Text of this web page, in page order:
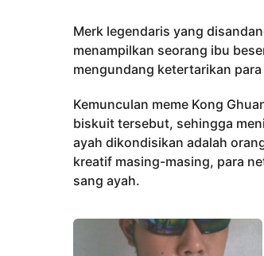
Merk legendaris yang
menampilkan seorang ibu
mengundang ketertarikan
Kemunculan meme Kong
biskuit tersebut, sehingga
ayah dikondisikan adalah
kreatif masing-masing, para
sang ayah.